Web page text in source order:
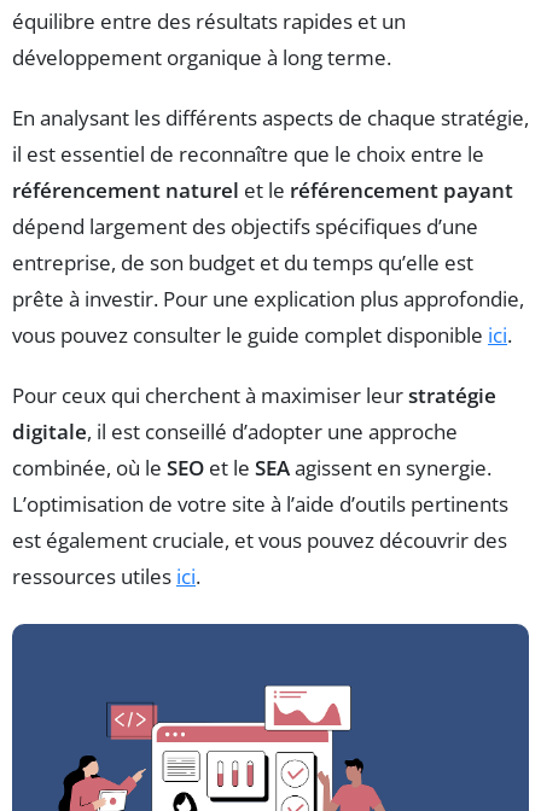
équilibre entre des résultats rapides et un
développement organique à long terme.
En analysant les différents aspects de chaque stratégie,
il est essentiel de reconnaître que le choix entre le
référencement naturel et le référencement payant
dépend largement des objectifs spécifiques d’une
entreprise, de son budget et du temps qu’elle est
prête à investir. Pour une explication plus approfondie,
vous pouvez consulter le guide complet disponible ici.
Pour ceux qui cherchent à maximiser leurstratégie
digitale, il est conseillé d’adopter une approche
combinée, où le SEO et le SEAagissent en synergie.
L’optimisation de votre site à l’aide d’outils pertinents
est également cruciale, et vous pouvez découvrir des
ressources utiles ici.